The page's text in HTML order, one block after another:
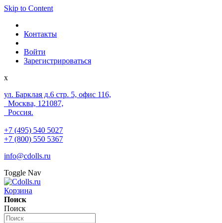
Skip to Content
Контакты
Войти
Зарегистрироваться
x
ул. Барклая д.6 стр. 5, офис 116,
Москва, 121087,
Россия.
+7 (495) 540 5027
+7 (800) 550 5367
info@cdolls.ru
Toggle Nav
Корзина
Поиск
Поиск